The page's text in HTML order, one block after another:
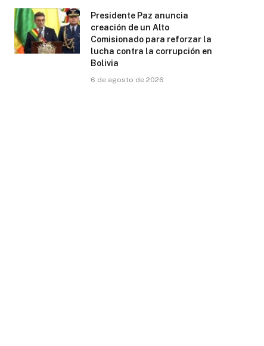
Presidente Paz anuncia
creación de un Alto
Comisionado para reforzar la
lucha contra la corrupción en
Bolivia
6 de agosto de 2026